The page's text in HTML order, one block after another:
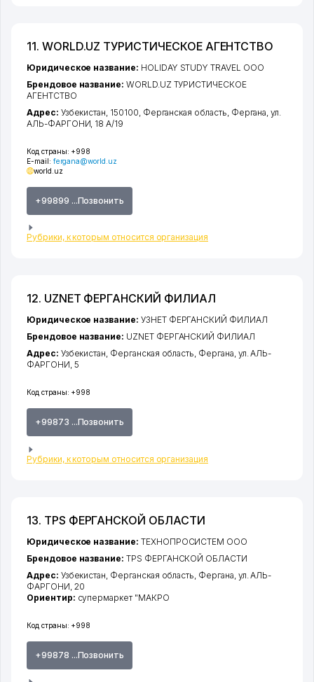
11. WORLD.UZ ТУРИСТИЧЕСКОЕ АГЕНТСТВО
Код страны: +998
E-mail: fergana@world.uz
world.uz
+99899 ...Позвонить
Рубрики, к которым относится организация
Юридическое название: HOLIDAY STUDY TRAVEL ООО
Брендовое название: WORLD.UZ ТУРИСТИЧЕСКОЕ
АГЕНТСТВО
Адрес: Узбекистан, 150100, Ферганская область, Фергана,ул.
АЛЬ-ФАРГОНИ, 18 A/19
12. UZNET ФЕРГАНСКИЙ ФИЛИАЛ
Код страны: +998
+99873 ...Позвонить
Рубрики, к которым относится организация
Юридическое название: УЗНЕТ ФЕРГАНСКИЙ ФИЛИАЛ
Брендовое название: UZNET ФЕРГАНСКИЙ ФИЛИАЛ
Адрес: Узбекистан, Ферганская область, Фергана, ул. АЛЬ-
ФАРГОНИ, 5
13. TPS ФЕРГАНСКОЙ ОБЛАСТИ
Код страны: +998
+99878 ...Позвонить
Юридическое название: ТЕХНОПРОСИСТЕМ ООО
Брендовое название: TPS ФЕРГАНСКОЙ ОБЛАСТИ
Адрес: Узбекистан, Ферганская область Фергана ул. АЛЬ-
ФАРГОНИ , 20
Ориентир: супермаркет "МАКРО